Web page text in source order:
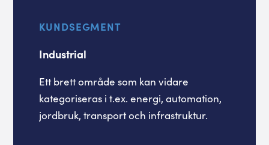
KUNDSEGMENT
Industrial
Ett brett område som kan vidare
kategoriseras i t.ex. energi, automation,
jordbruk, transport och infrastruktur.